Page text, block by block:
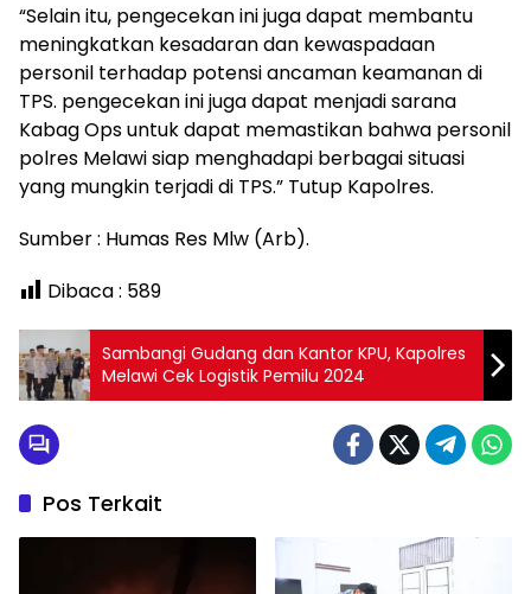
“Selain itu, pengecekan ini juga dapat membantu
meningkatkan kesadaran dan kewaspadaan
personil terhadap potensi ancaman keamanan di
TPS. pengecekan ini juga dapat menjadi sarana
Kabag Ops untuk dapat memastikan bahwa personil
polres Melawi siap menghadapi berbagai situasi
yang mungkin terjadi di TPS.” Tutup Kapolres.
Sumber : Humas Res Mlw (Arb).
Dibaca : 589
Sambangi Gudang dan Kantor KPU, Kapolres
Melawi Cek Logistik Pemilu 2024
Pos Terkait